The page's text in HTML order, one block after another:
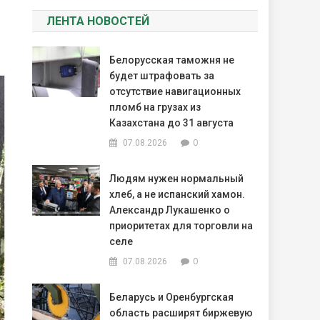
ЛЕНТА НОВОСТЕЙ
Белорусская таможня не
будет штрафовать за
отсутствие навигационных
пломб на грузах из
Казахстана до 31 августа
07.08.2026 0
Людям нужен нормальный
хлеб, а не испанский хамон.
Александр Лукашенко о
приоритетах для торговли на
селе
07.08.2026 0
Беларусь и Оренбургская
область расширят биржевую